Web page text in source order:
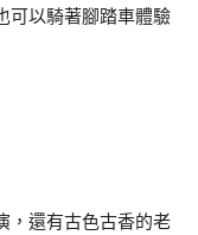
可以騎著腳踏車體驗
，還有古色古香的老